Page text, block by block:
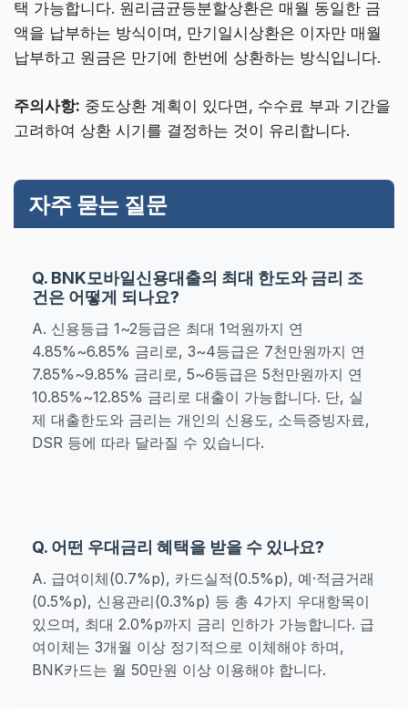
택 가능합니다. 원리금균등분할상환은 매월 동일한 금
액을 납부하는 방식이며, 만기일시상환은 이자만 매월
납부하고 원금은 만기에 한번에 상환하는 방식입니다.
주의사항: 중도상환 계획이 있다면, 수수료 부과 기간을
고려하여 상환 시기를 결정하는 것이 유리합니다.
자주 묻는 질문
Q. BNK모바일신용대출의 최대 한도와 금리 조
건은 어떻게 되나요?
A. 신용등급 1~2등급은 최대 1억원까지 연
4.85%~6.85% 금리로, 3~4등급은 7천만원까지 연
7.85%~9.85% 금리로, 5~6등급은 5천만원까지 연
10.85%~12.85% 금리로 대출이 가능합니다. 단, 실
제 대출한도와 금리는 개인의 신용도, 소득증빙자료,
DSR 등에 따라 달라질 수 있습니다.
Q. 어떤 우대금리 혜택을 받을 수 있나요?
A. 급여이체(0.7%p), 카드실적(0.5%p), 예·적금거래
(0.5%p), 신용관리(0.3%p) 등 총 4가지 우대항목이
있으며, 최대 2.0%p까지 금리 인하가 가능합니다. 급
여이체는 3개월 이상 정기적으로 이체해야 하며,
BNK카드는 월 50만원 이상 이용해야 합니다.